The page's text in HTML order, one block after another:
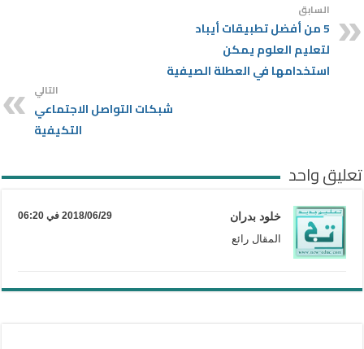
السابق
5 من أفضل تطبيقات أيباد
لتعليم العلوم يمكن
استخدامها في العطلة الصيفية
التالي
شبكات التواصل الاجتماعي
التكيفية
تعليق واحد
خلود بدران 2018/06/29 في 06:20
المقال رائع